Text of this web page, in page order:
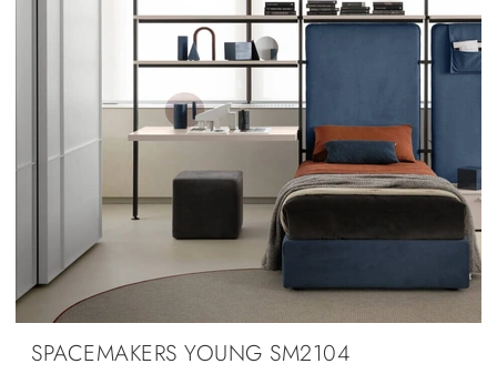
SPACEMAKERS YOUNG SM2104